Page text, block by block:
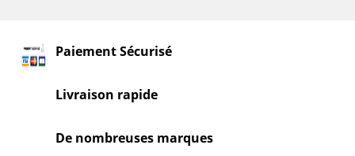
Paiement Sécurisé
Livraison rapide
De nombreuses marques